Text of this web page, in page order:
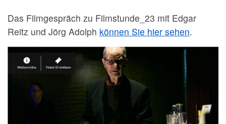
Das Filmgespräch zu Filmstunde_23 mit Edgar
Reitz und Jörg Adolph können Sie hier sehen.